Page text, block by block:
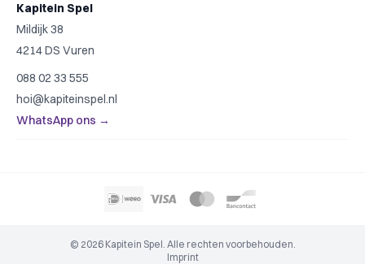
Top 10
Spelregels
Contact
Kapitein Spel
Mildijk 38
4214 DS Vuren
088 02 33 555
hoi@kapiteinspel.nl
WhatsApp ons →
© 2026 Kapitein Spel. Alle rechten voorbehouden.
Imprint